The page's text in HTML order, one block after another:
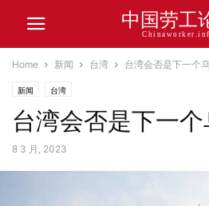
中国劳工
Home 新闻 台湾 台湾会否是下一个
新闻 台湾
台湾会否是下一个
8 3 月, 2023